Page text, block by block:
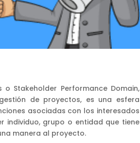
Stakeholder Performance Domain,
de proyectos, es una esfera
asociadas con los interesados
individuo, grupo o entidad que tiene
manera al proyecto.